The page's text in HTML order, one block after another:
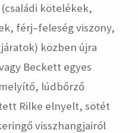
kötelékek,
férj–feleség viszony,
közben újra
Beckett egyes
lúdbőrző
Rilke elnyelt, sötét
visszhangjairól